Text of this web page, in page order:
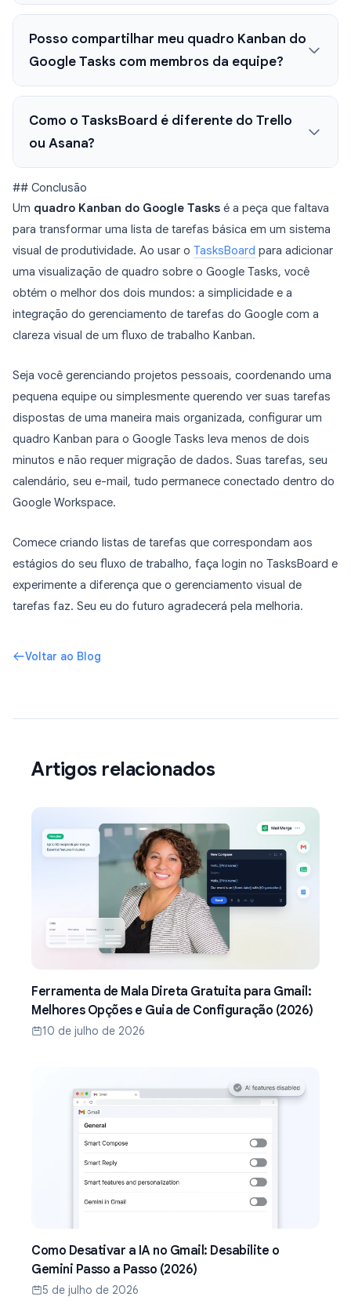
Posso compartilhar meu quadro Kanban do
Google Tasks com membros da equipe?
Como o TasksBoard é diferente do Trello
ou Asana?
## Conclusão
Um quadro Kanban do Google Tasks é a peça que faltava
para transformar uma lista de tarefas básica em um sistema
visual de produtividade. Ao usar o TasksBoard para adicionar
uma visualização de quadro sobre o Google Tasks, você
obtém o melhor dos dois mundos: a simplicidade e a
integração do gerenciamento de tarefas do Google com a
clareza visual de um fluxo de trabalho Kanban.
Seja você gerenciando projetos pessoais, coordenando uma
pequena equipe ou simplesmente querendo ver suas tarefas
dispostas de uma maneira mais organizada, configurar um
quadro Kanban para o Google Tasks leva menos de dois
minutos e não requer migração de dados. Suas tarefas, seu
calendário, seu e-mail, tudo permanece conectado dentro do
Google Workspace.
Comece criando listas de tarefas que correspondam aos
estágios do seu fluxo de trabalho, faça login no TasksBoard e
experimente a diferença que o gerenciamento visual de
tarefas faz. Seu eu do futuro agradecerá pela melhoria.
Voltar ao Blog
Artigos relacionados
Ferramenta de Mala Direta Gratuita para Gmail:
Melhores Opções e Guia de Configuração (2026)
10 de julho de 2026
Como Desativar a IA no Gmail: Desabilite o
Gemini Passo a Passo (2026)
5 de julho de 2026